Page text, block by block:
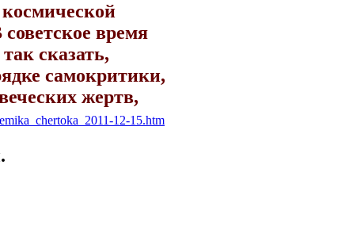
время
сказать,
самокритики,
жертв,
12-15.htm